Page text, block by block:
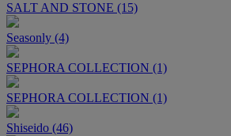
SALT AND STONE (15)
Seasonly (4)
SEPHORA COLLECTION (1)
SEPHORA COLLECTION (1)
Shiseido (46)